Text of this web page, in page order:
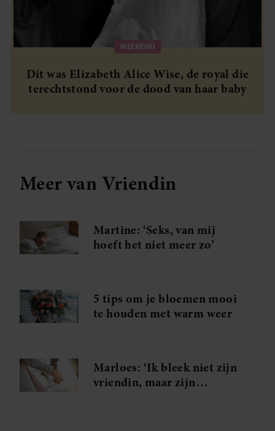
WEEKEND
Dit was Elizabeth Alice Wise, de royal die
terechtstond voor de dood van haar baby
Meer van Vriendin
Martine: ‘Seks, van mij
hoeft het niet meer zo’
5 tips om je bloemen mooi
te houden met warm weer
Marloes: ‘Ik bleek niet zijn
vriendin, maar zijn